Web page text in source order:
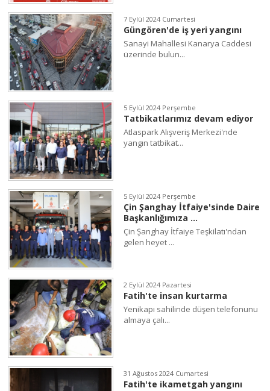
7 Eylül 2024 Cumartesi
Güngören'de iş yeri yangını
Sanayi Mahallesi Kanarya Caddesi
üzerinde bulun...
5 Eylül 2024 Perşembe
Tatbikatlarımız devam ediyor
Atlaspark Alışveriş Merkezi'nde
yangın tatbikat...
5 Eylül 2024 Perşembe
Çin Şanghay İtfaiye'sinde Daire
Başkanlığımıza ...
Çin Şanghay İtfaiye Teşkilatı'ndan
gelen heyet ...
2 Eylül 2024 Pazartesi
Fatih'te insan kurtarma
Yenikapı sahilinde düşen telefonunu
almaya çalı...
31 Ağustos 2024 Cumartesi
Fatih'te ikametgah yangını